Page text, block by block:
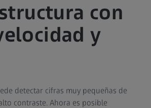
con
y
detectar cifras muy pequeñas de
contraste. Ahora es posible